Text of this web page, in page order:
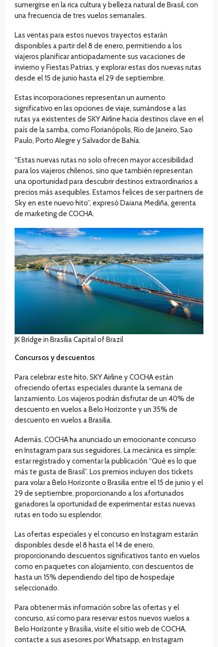
sumergirse en la rica cultura y belleza natural de Brasil, con
una frecuencia de tres vuelos semanales.
Las ventas para estos nuevos trayectos estarán
disponibles a partir del 8 de enero, permitiendo a los
viajeros planificar anticipadamente sus vacaciones de
invierno y Fiestas Patrias, y explorar estas dos nuevas rutas
desde el 15 de junio hasta el 29 de septiembre.
Estas incorporaciones representan un aumento
significativo en las opciones de viaje, sumándose a las
rutas ya existentes de SKY Airline hacia destinos clave en el
país de la samba, como Florianópolis, Río de Janeiro, Sao
Paulo, Porto Alegre y Salvador de Bahía.
“Estas nuevas rutas no solo ofrecen mayor accesibilidad
para los viajeros chilenos, sino que también representan
una oportunidad para descubrir destinos extraordinarios a
precios más asequibles. Estamos felices de ser partners de
Sky en este nuevo hito”, expresó Daiana Mediña, gerenta
de marketing de COCHA.
JK Bridge in Brasilia Capital of Brazil
Concursos y descuentos
Para celebrar este hito, SKY Airline y COCHA están
ofreciendo ofertas especiales durante la semana de
lanzamiento. Los viajeros podrán disfrutar de un 40% de
descuento en vuelos a Belo Horizonte y un 35% de
descuento en vuelos a Brasilia.
Además, COCHA ha anunciado un emocionante concurso
en Instagram para sus seguidores. La mecánica es simple:
estar registrado y comentar la publicación “Qué es lo que
más te gusta de Brasil”. Los premios incluyen dos tickets
para volar a Belo Horizonte o Brasilia entre el 15 de junio y el
29 de septiembre, proporcionando a los afortunados
ganadores la oportunidad de experimentar estas nuevas
rutas en todo su esplendor.
Las ofertas especiales y el concurso en Instagram estarán
disponibles desde el 8 hasta el 14 de enero,
proporcionando descuentos significativos tanto en vuelos
como en paquetes con alojamiento, con descuentos de
hasta un 15% dependiendo del tipo de hospedaje
seleccionado.
Para obtener más información sobre las ofertas y el
concurso, así como para reservar estos nuevos vuelos a
Belo Horizonte y Brasilia, visite el sitio web de COCHA,
contacte a sus asesores por Whatsapp, en Instagram